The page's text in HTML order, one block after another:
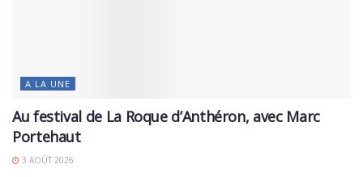
A LA UNE
Au festival de La Roque d’Anthéron, avec Marc
Portehaut
3 AOÛT 2026